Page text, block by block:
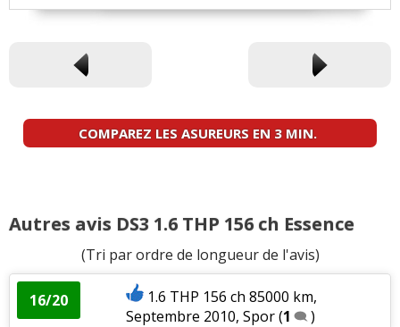
COMPAREZ LES ASUREURS EN 3 MIN.
Autres avis DS3 1.6 THP 156 ch Essence
(Tri par ordre de longueur de l'avis)
16/20
1.6 THP 156 ch 85000 km,
Septembre 2010, Spor(1 )